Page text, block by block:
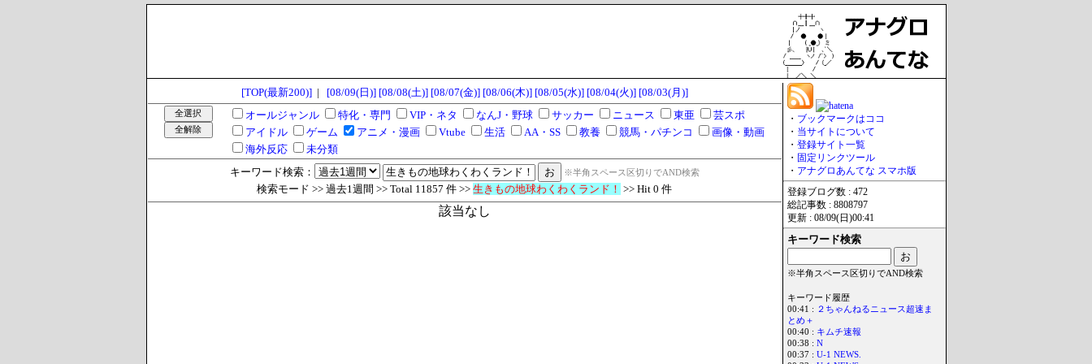
[TOP(最新200)]| [08/09(日)] [08/08(土)] [08/07(金)] [08/06(木)] [08/05(水)] [08/04(火)] [08/03(月)]
オールジャンル
特化・専門 VIP・ネタ なんJ・野球 サッカー ニュース 東亜
芸スポ
アイドル
ゲーム アニメ・漫画 Vtube 生活 AA・SS 教養 競馬・パチンコ
画像・動画
海外反応
未分類
キーワード検索：
※半角スペース区切りでAND検索
検索モード >> 過去1週間 >> Total 11857 件 >> 生きもの地球わくわくランド！ >> Hit 0 件
該当なし
・ ブックマークはココ
・ 当サイトについて
・ 登録サイト一覧
・ 固定リンクツール
・ アナグロあんてな スマホ版
登録ブログ数 : 472
総記事数 : 8808797
更新 : 08/09(日)00:41
キーワード検索
※半角スペース区切りでAND検索
キーワード履歴
00:41 :
２ちゃんねるニュース超速ま
とめ＋
00:40 : キムチ速報
00:38 : N
00:37 : U-1 NEWS.